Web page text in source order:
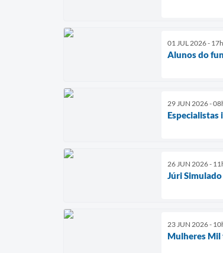
01 JUL 2026 -
Alunos do
29 JUN 2026 -
26 JUN 2026 -
Júri
23 JUN 2026 -
Mulheres Mil